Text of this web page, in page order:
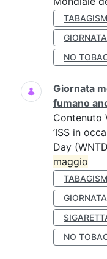
NO
Giornata
fumano
Contenuto
’ISS in
Day
maggio
NO